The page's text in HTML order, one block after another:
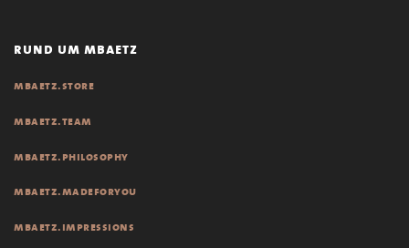
rund um mbaetz
mbaetz.store
mbaetz.team
mbaetz.philosophy
mbaetz.madeforyou
mbaetz.impressions